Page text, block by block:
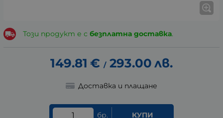
Този продукт е с безплатна доставка.
149.81 € / 293.00 лв.
Доставка и плащане
бр. КУПИ